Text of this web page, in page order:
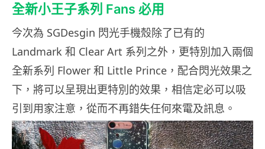
全新小王子系列 Fans 必用
今次為 SGDesgin 閃光手機殼除了已有的
Landmark 和 Clear Art 系列之外，更特別加入兩個
全新系列 Flower 和 Little Prince，配合閃光效果之
下，將可以呈現出更特別的效果，相信定必可以吸
引到用家注意，從而不再錯失任何來電及訊息。